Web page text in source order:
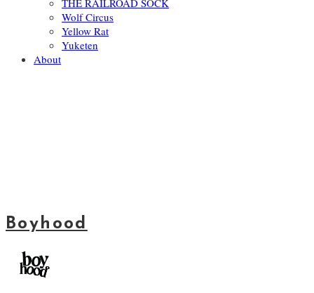
THE RAILROAD SOCK
Wolf Circus
Yellow Rat
Yuketen
About
Boyhood